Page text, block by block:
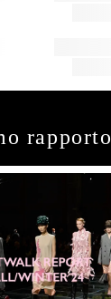
rapporto